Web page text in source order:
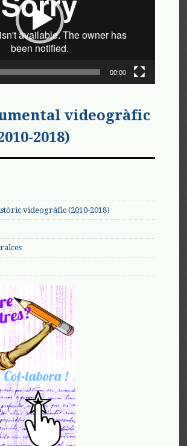
00:00
videogràfic
2018)
videogràfic (2010-2018)